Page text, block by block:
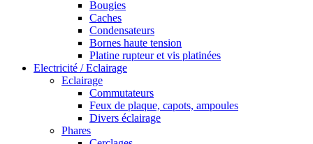
Bougies
Caches
Condensateurs
Bornes haute tension
Platine rupteur et vis platinées
Electricité / Eclairage
Eclairage
Commutateurs
Feux de plaque, capots, ampoules
Divers éclairage
Phares